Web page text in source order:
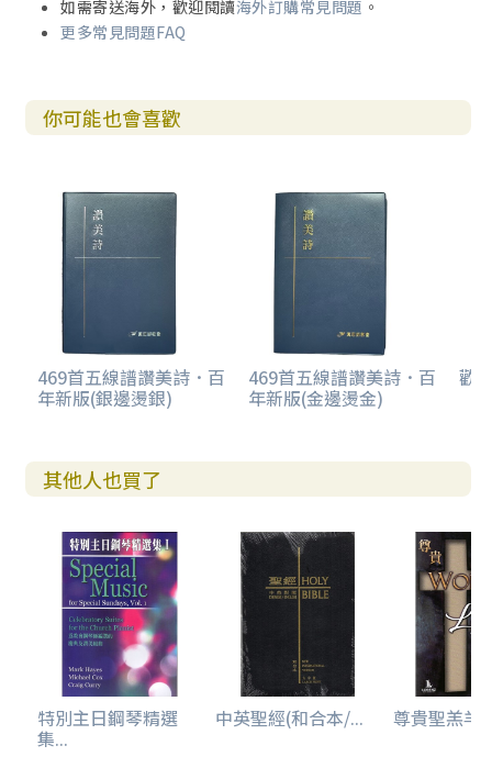
如需寄送海外，歡迎閱讀海外訂購常見問題 。
更多常見問題FAQ
你可能也會喜歡
469首五線譜讚美詩．百
年新版(銀邊燙銀)
469首五線譜讚美詩．百
年新版(金邊燙金)
歡
其他人也買了
特別主日鋼琴精選
集...
中英聖經(和合本/... 尊貴聖羔羊(